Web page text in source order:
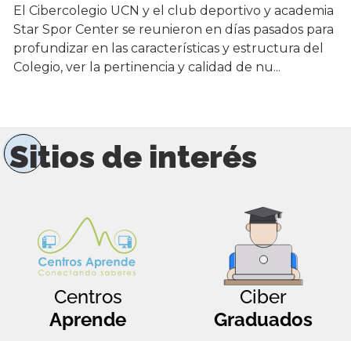
El Cibercolegio UCN y el club deportivo y academia
Star Spor Center se reunieron en días pasados para
profundizar en las características y estructura del
Colegio, ver la pertinencia y calidad de nu...
Sitios de interés
Centros
Aprende
Ciber
Graduados